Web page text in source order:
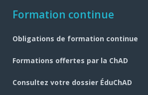
Formation continue
Obligations de formation continue
Formations offertes par la ChAD
Consultez votre dossier ÉduChAD